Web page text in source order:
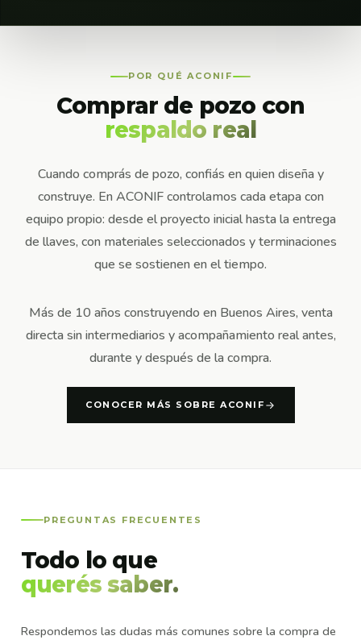
POR QUÉ ACONIF
Comprar de pozo con
respaldo real
Cuando comprás de pozo, confiás en quien diseña y
construye. En ACONIF controlamos cada etapa con
equipo propio: desde el proyecto inicial hasta la entrega
de llaves, con materiales seleccionados y terminaciones
que se sostienen en el tiempo.
Más de 10 años construyendo en Buenos Aires, venta
directa sin intermediarios y acompañamiento real antes,
durante y después de la compra.
CONOCER MÁS SOBRE ACONIF
PREGUNTAS FRECUENTES
Todo lo que
querés saber.
Respondemos las dudas más comunes sobre la compra de